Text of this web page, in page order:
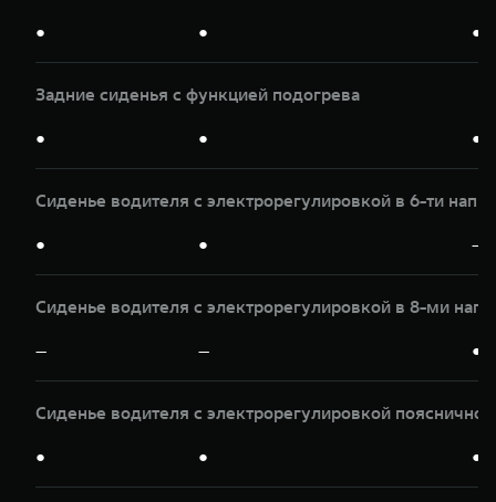
● ● ●
Задние сиденья с функцией подогрева
● ● ●
Сиденье водителя с электрорегулировкой в 6-ти
● ● —
Сиденье водителя с электрорегулировкой в 8-ми
— — ●
Сиденье водителя с электрорегулировкой
● ● ●